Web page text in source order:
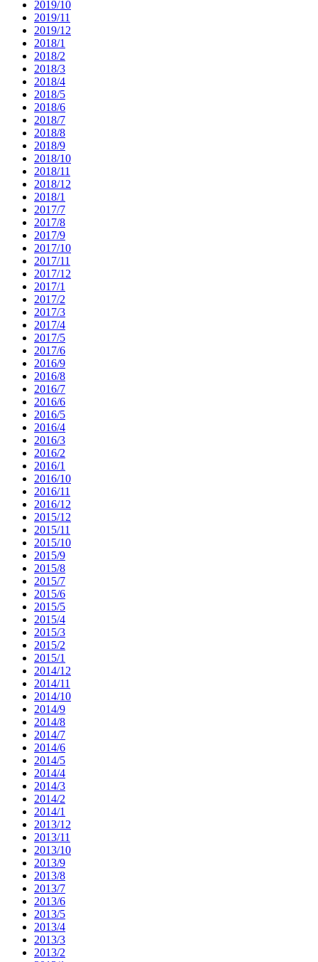
2019/10
2019/11
2019/12
2018/1
2018/2
2018/3
2018/4
2018/5
2018/6
2018/7
2018/8
2018/9
2018/10
2018/11
2018/12
2018/1
2017/7
2017/8
2017/9
2017/10
2017/11
2017/12
2017/1
2017/2
2017/3
2017/4
2017/5
2017/6
2016/9
2016/8
2016/7
2016/6
2016/5
2016/4
2016/3
2016/2
2016/1
2016/10
2016/11
2016/12
2015/12
2015/11
2015/10
2015/9
2015/8
2015/7
2015/6
2015/5
2015/4
2015/3
2015/2
2015/1
2014/12
2014/11
2014/10
2014/9
2014/8
2014/7
2014/6
2014/5
2014/4
2014/3
2014/2
2014/1
2013/12
2013/11
2013/10
2013/9
2013/8
2013/7
2013/6
2013/5
2013/4
2013/3
2013/2